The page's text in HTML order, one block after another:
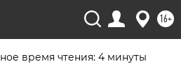
16+
время чтения: 4 минуты